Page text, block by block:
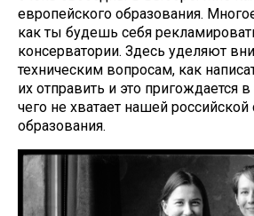
европейского образования.
как ты будешь себя
консерватории. Здесь уделяют
техническим вопросам, как
их отправить и это пригождается
чего не хватает нашей российской
образования.